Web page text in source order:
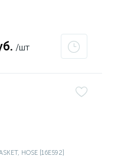
/шт